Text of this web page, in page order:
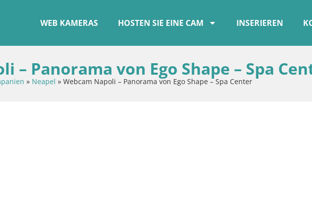
WEB KAMERAS HOSTEN SIE EINE CAM INSERIEREN
– Panorama von Ego Shape – Spa
» Neapel » Webcam Napoli – Panorama von Ego Shape – Spa Center